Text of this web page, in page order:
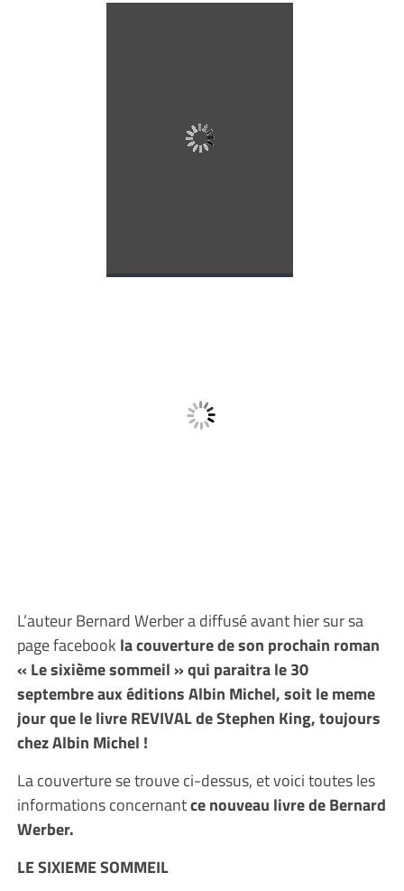
L’auteur Bernard Werber a diffusé avant hier sur sa
page facebook la couverture de son prochain roman
« Le sixième sommeil » qui paraitra le 30
septembre aux éditions Albin Michel, soit le meme
jour que le livre REVIVAL de Stephen King, toujours
chez Albin Michel !
La couverture se trouve ci-dessus, et voici toutes les
informations concernantce nouveau livre de Bernard
Werber.
LE SIXIEME SOMMEIL